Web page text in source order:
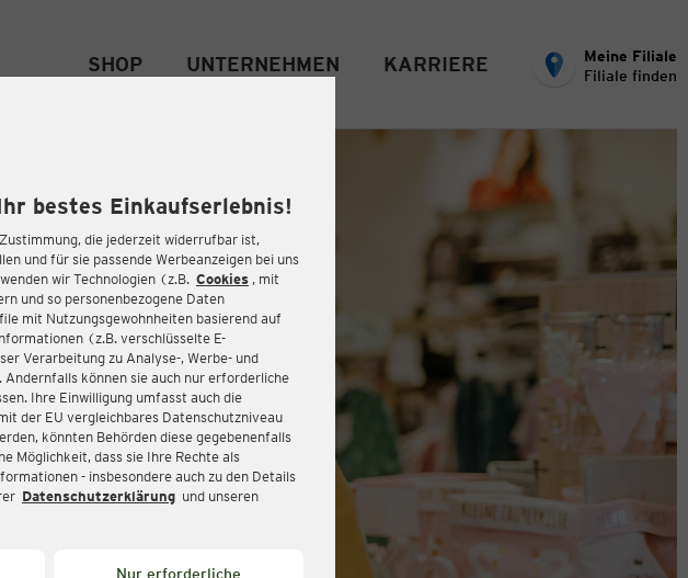
bestes Einkaufserlebnis!
die jederzeit widerrufbar ist,
und für sie passende Werbeanzeigen bei uns
wir Technologien (z.B. Cookies , mit
und so personenbezogene Daten
mit Nutzungsgewohnheiten basierend auf
(z.B. verschlüsselte E-
Verarbeitung zu Analyse-, Werbe- und
können sie auch nur erforderliche
Ihre Einwilligung umfasst auch die
der EU vergleichbares Datenschutzniveau
könnten Behörden diese gegebenenfalls
Möglichkeit, dass sie Ihre Rechte als
- insbesondere auch zu den Details
Datenschutzerklärung und unseren
Nur erforderliche
SHOP UNTERNEHMEN KARRIERE
Meine Filiale
Filiale finden